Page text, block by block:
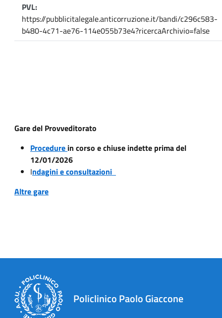
PVL:
https://pubblicitalegale.anticorruzione.it/bandi/c296c583-
b480-4c71-ae76-114e055b73e4?ricercaArchivio=false
Gare del Provveditorato
Procedure in corso e chiuse indette prima del
12/01/2026
Indagini e consultazioni
Altre gare
Policlinico Paolo Giaccone